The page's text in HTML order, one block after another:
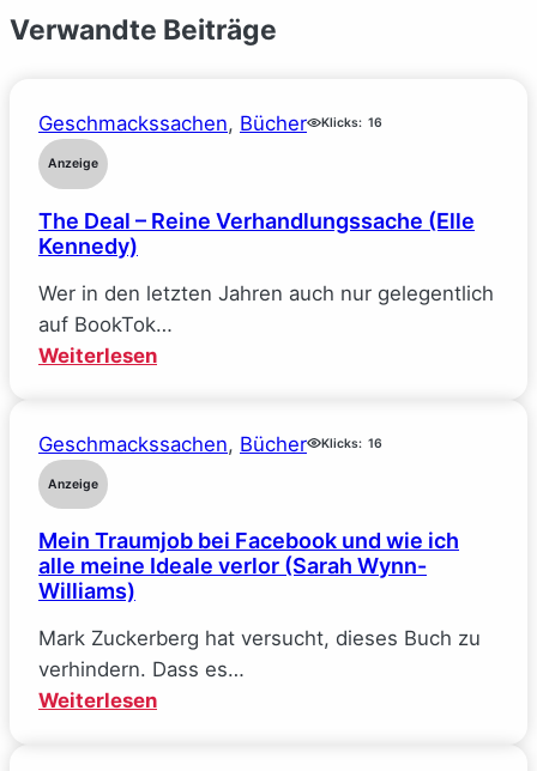
Verwandte Beiträge
Geschmackssachen, Bücher Klicks: 16
Anzeige
The Deal – Reine Verhandlungssache (Elle
Kennedy)
Wer in den letzten Jahren auch nur gelegentlich
auf BookTok…
Weiterlesen:
–
(Elle
Kennedy)
Geschmackssachen, Bücher Klicks: 16
Anzeige
Mein Traumjob bei Facebook und wie ich
alle meine Ideale verlor (Sarah Wynn-
Williams)
Mark Zuckerberg hat versucht, dieses Buch zu
verhindern. Dass es…
Weiterlesen: